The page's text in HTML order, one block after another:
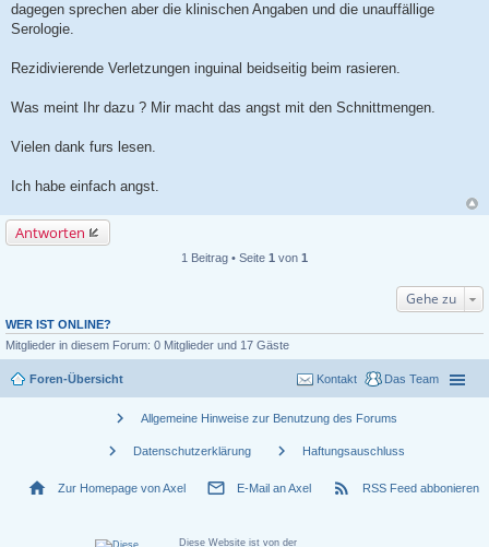
dagegen sprechen aber die klinischen Angaben und die unauffällige
Serologie.
Rezidivierende Verletzungen inguinal beidseitig beim rasieren.
Was meint Ihr dazu ? Mir macht das angst mit den Schnittmengen.
Vielen dank furs lesen.
Ich habe einfach angst.
Antworten
1 Beitrag • Seite 1 von 1
Gehe zu
WER IST ONLINE?
Mitglieder in diesem Forum: 0 Mitglieder und 17 Gäste
Foren-Übersicht Das Team
Kontakt
chevron_right Allgemeine Hinweise zur Benutzung des Forums
chevron_right Datenschutzerklärung chevron_right Haftungsauschluss
home Zur Homepage von Axel mail_outline E-Mail an Axel rss_feed RSS Feed abbonieren
Diese Website ist von der